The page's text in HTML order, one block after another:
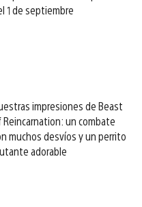
1 de septiembre
impresiones de Beast
un combate
muchos desvíos y un perrito
adorable